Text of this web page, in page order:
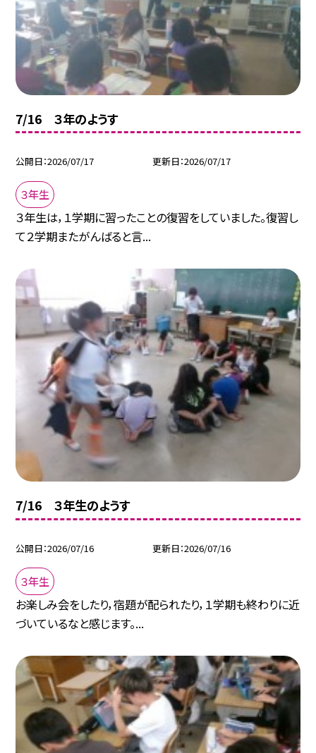
7/16 ３年のようす
公開日 2026/07/17 更新日 2026/07/17
３年生
３年生は，１学期に習ったことの復習をしていました。復習し
て２学期またがんばると言...
7/16 ３年生のようす
公開日 2026/07/16 更新日 2026/07/16
３年生
お楽しみ会をしたり，宿題が配られたり，１学期も終わりに近
づいているなと感じます。...